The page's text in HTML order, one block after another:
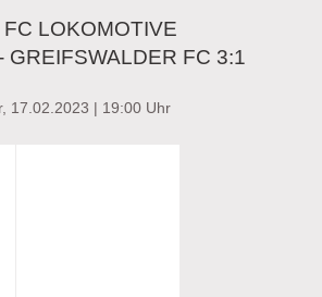
FC LOKOMOTIVE
GREIFSWALDER FC 3:1
17.02.2023 | 19:00 Uhr